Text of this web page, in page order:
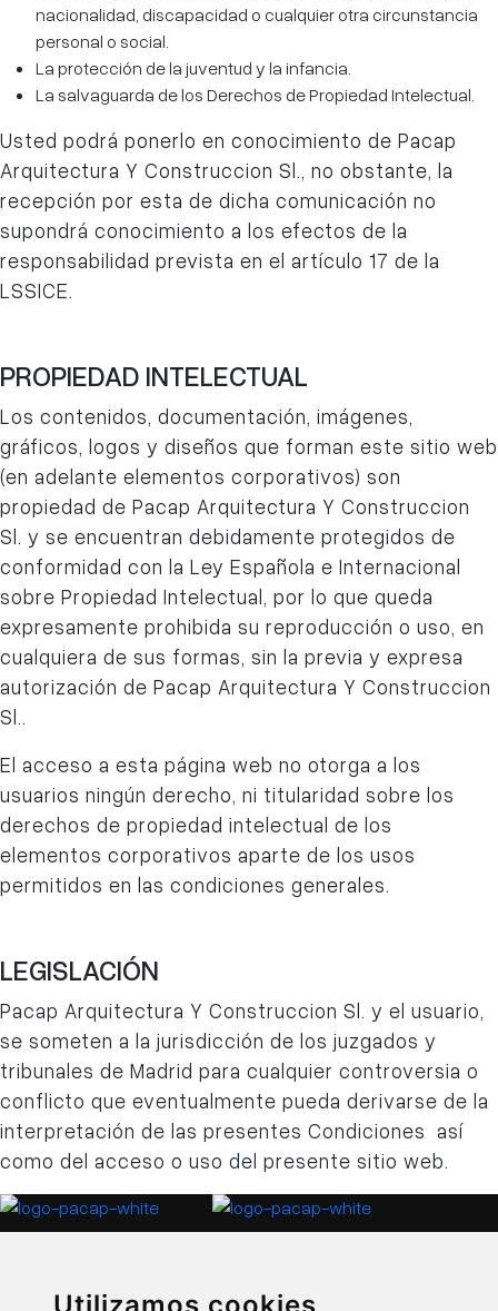
nacionalidad, discapacidad o cualquier otra circunstancia
personal o social.
La protección de la juventud y la infancia.
La salvaguarda de los Derechos de Propiedad Intelectual.
Usted podrá ponerlo en conocimiento de Pacap
Arquitectura Y Construccion Sl., no obstante, la
recepción por esta de dicha comunicación no
supondrá conocimiento a los efectos de la
responsabilidad prevista en el artículo 17 de la
LSSICE.
PROPIEDAD INTELECTUAL
Los contenidos, documentación, imágenes,
gráficos, logos y diseños que forman este sitio web
(en adelante elementos corporativos) son
propiedad de Pacap Arquitectura Y Construccion
Sl. y se encuentran debidamente protegidos de
conformidad con la Ley Española e Internacional
sobre Propiedad Intelectual, por lo que queda
expresamente prohibida su reproducción o uso, en
cualquiera de sus formas, sin la previa y expresa
autorización de Pacap Arquitectura Y Construccion
Sl..
El acceso a esta página web no otorga a los
usuarios ningún derecho, ni titularidad sobre los
derechos de propiedad intelectual de los
elementos corporativos aparte de los usos
permitidos en las condiciones generales.
LEGISLACIÓN
Pacap Arquitectura Y Construccion Sl. y el usuario,
se someten a la jurisdicción de los juzgados y
tribunales de Madrid para cualquier controversia o
conflicto que eventualmente pueda derivarse de la
interpretación de las presentes Condiciones así
como del acceso o uso del presente sitio web.